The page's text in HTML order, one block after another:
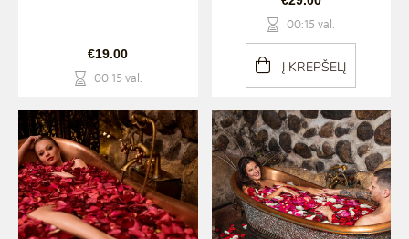
€19.00
00:15 val.
00:15 val.
Į KREPŠELĮ